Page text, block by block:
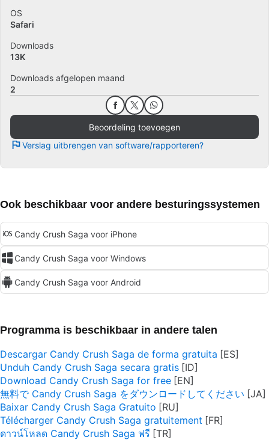
OS
Safari
Downloads
13K
Downloads afgelopen maand
2
Beoordeling toevoegen
Verslag uitbrengen van software/rapporteren?
Ook beschikbaar voor andere besturingssystemen
Candy Crush Saga voor iPhone
Candy Crush Saga voor Windows
Candy Crush Saga voor Android
Programma is beschikbaar in andere talen
Descargar Candy Crush Saga de forma gratuita
Unduh Candy Crush Saga secara gratis
Download Candy Crush Saga for free
無料で Candy Crush Saga をダウンロードしてください
Baixar Candy Crush Saga Gratuito
Télécharger Candy Crush Saga gratuitement
ดาวน์โหลด Candy Crush Saga ฟรี